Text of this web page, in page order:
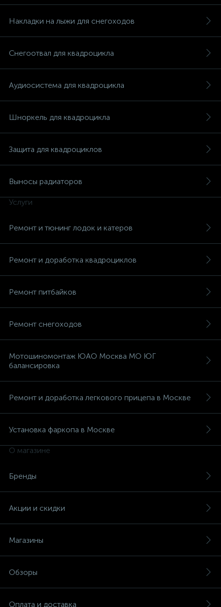
Накладки на лыжи для снегоходов
Снегоотвал для квадроцикла
Аудиосистема для квадроцикла
Шноркель для квадроцикла
Защита для квадроциклов
Выносы радиаторов
Услуги
Ремонт и тюнинг лодок и катеров
Ремонт и доработка квадроциклов
Ремонт питбайков
Ремонт снегоходов
Мотошиномонтаж ЮАО Москва МО ЮГ
балансировка
Ремонт и доработка легкового прицепа в Москве
Установка фаркопа в Москве
О магазине
Бренды
Акции и скидки
Магазины
Обзоры
Оплата и доставка